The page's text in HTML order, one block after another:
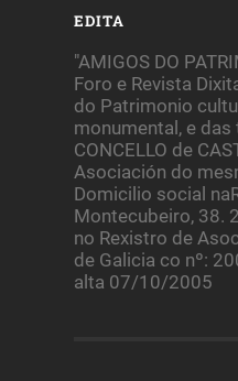
EDITA
"AMIGOS DO
Foro e Revista
do Patrimonio
monumental, e
CONCELLO de
Asociación do
Domicilio social
Montecubeiro, 38.
no Rexistro de
de Galicia co nº:
alta 07/10/2005